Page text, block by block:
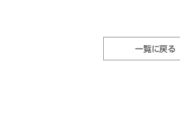
一覧に戻る